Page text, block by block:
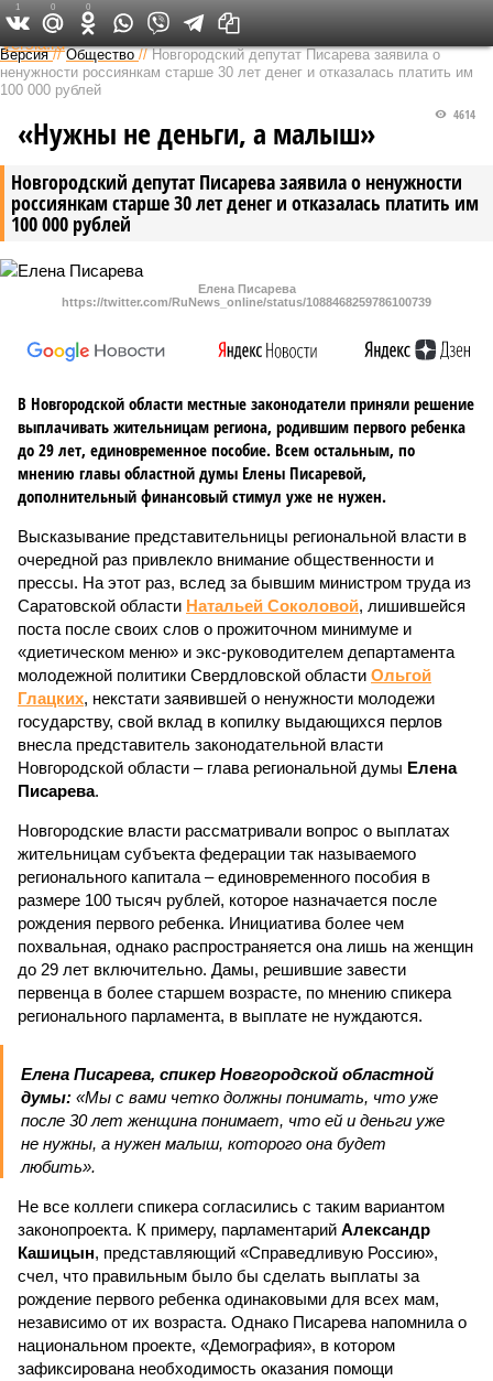
Федеральный выпуск
Версия //Общество //Новгородский депутат Писарева заявила о
ненужности россиянкам старше 30 лет денег и отказалась платить им
100 000 рублей
Новгородский депутат Писарева заявила о ненужности
россиянкам старше 30 лет денег и отказалась платить им
100 000 рублей
4614
«Нужны не деньги, а малыш»
Елена Писарева
https://twitter.com/RuNews_online/status/1088468259786100739
В Новгородской области местные законодатели приняли решение
выплачивать жительницам региона, родившим первого ребенка
до 29 лет, единовременное пособие. Всем остальным, по
мнению главы областной думы Елены Писаревой,
дополнительный финансовый стимул уже не нужен.
Высказывание представительницы региональной власти в
очередной раз привлекло внимание общественности и
прессы. На этот раз, вслед за бывшим министром труда из
Саратовской области Натальей Соколовой, лишившейся
поста после своих слов о прожиточном минимуме и
«диетическом меню» и экс-руководителем департамента
молодежной политики Свердловской области Ольгой
Глацких, некстати заявившей о ненужности молодежи
государству, свой вклад в копилку выдающихся перлов
внесла представитель законодательной власти
Новгородской области – глава региональной думы Елена
Писарева.
Новгородские власти рассматривали вопрос о выплатах
жительницам субъекта федерации так называемого
регионального капитала – единовременного пособия в
размере 100 тысяч рублей, которое назначается после
рождения первого ребенка. Инициатива более чем
похвальная, однако распространяется она лишь на женщин
до 29 лет включительно. Дамы, решившие завести
первенца в более старшем возрасте, по мнению спикера
регионального парламента, в выплате не нуждаются.
Елена Писарева, спикер Новгородской областной
думы: «Мы с вами четко должны понимать, что уже
после 30 лет женщина понимает, что ей и деньги уже
не нужны, а нужен малыш, которого она будет
любить».
Не все коллеги спикера согласились с таким вариантом
законопроекта. К примеру, парламентарий Александр
Кашицын, представляющий «Справедливую Россию»,
счел, что правильным было бы сделать выплаты за
рождение первого ребенка одинаковыми для всех мам,
независимо от их возраста. Однако Писарева напомнила о
национальном проекте, «Демография», в котором
зафиксирована необходимость оказания помощи
1 0 0